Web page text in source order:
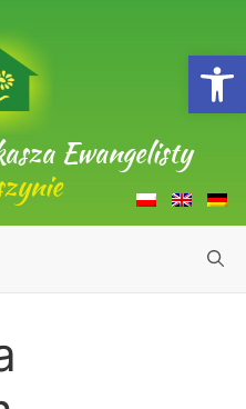
Ewangelisty